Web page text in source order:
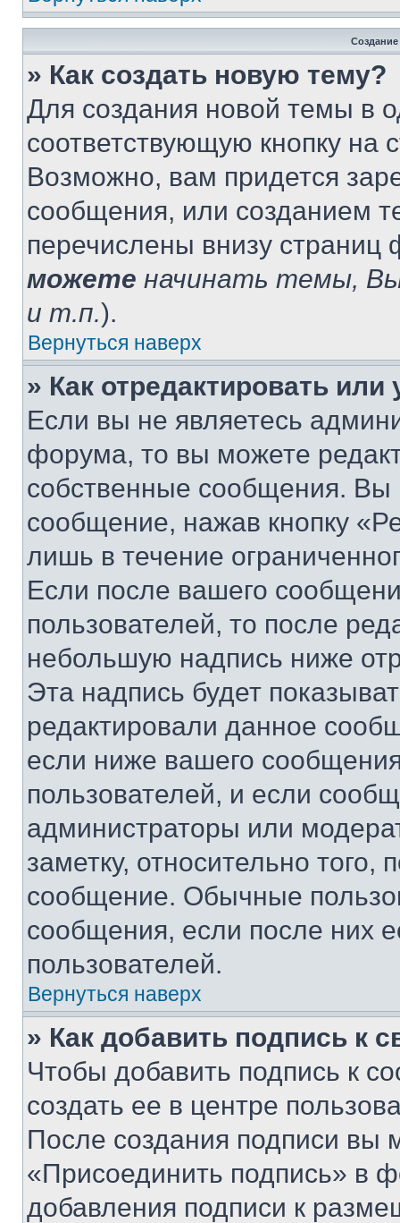
» Как создать новую тему?
Для создания новой темы в
соответствующую кнопку
Возможно, вам придется
сообщения, или созданием
перечислены внизу
можете начинать темы,
и т.п.).
Вернуться наверх
» Как отредактировать
Если вы не являетесь
форума, то вы можете
собственные сообщения. Вы
сообщение, нажав кнопку
лишь в течение
Если после вашего
пользователей, то после
небольшую надпись ниже
Эта надпись будет
редактировали данное
если ниже вашего
пользователей, и если
администраторы или
заметку, относительно
сообщение. Обычные
сообщения, если после них
пользователей.
Вернуться наверх
» Как добавить подпись к
Чтобы добавить подпись к
создать ее в центре
После создания подписи вы
«Присоединить подпись» в
добавления подписи к